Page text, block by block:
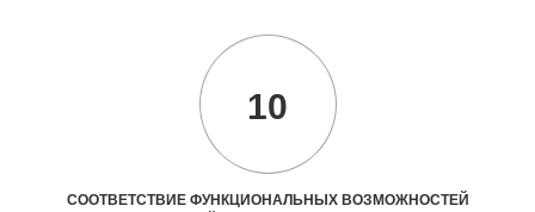
10
СООТВЕТСТВИЕ ФУНКЦИОНАЛЬНЫХ ВОЗМОЖНОСТЕЙ